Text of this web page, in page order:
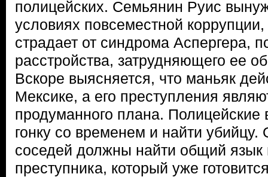
полицейских. Семьянин Руис
условиях повсеместной
страдает от синдрома Аспергера,
расстройства, затрудняющего ее
Вскоре выясняется, что маньяк
Мексике, а его преступления
продуманного плана.
гонку со временем и найти
соседей должны найти общий язык
преступника, который уже